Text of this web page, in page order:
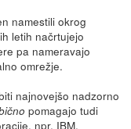
namestili okrog
letih načrtujejo
pa nameravajo
omrežje.
najnovejšo nadzorno
pomagajo tudi
npr. IBM,